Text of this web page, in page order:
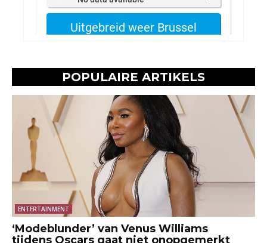
POPULAIRE ARTIKELS
ENTERTAINMENT
‘Modeblunder’ van Venus Williams
tijdens Oscars gaat niet onopgemerkt